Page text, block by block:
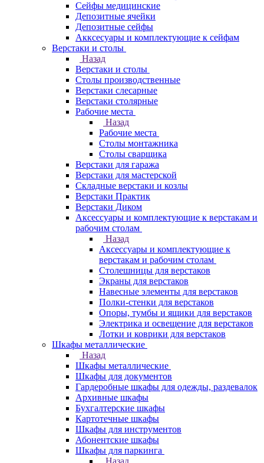
Сейфы медицинские
Депозитные ячейки
Депозитные сейфы
Акксесуары и комплектующие к сейфам
Верстаки и столы
Назад
Верстаки и столы
Столы производственные
Верстаки слесарные
Верстаки столярные
Рабочие места
Назад
Рабочие места
Столы монтажника
Столы сварщика
Верстаки для гаража
Верстаки для мастерской
Складные верстаки и козлы
Верстаки Практик
Верстаки Диком
Аксессуары и комплектующие к верстакам и
рабочим столам
Назад
Аксессуары и комплектующие к
верстакам и рабочим столам
Столешницы для верстаков
Экраны для верстаков
Навесные элементы для верстаков
Полки-стенки для верстаков
Опоры, тумбы и ящики для верстаков
Электрика и освещение для верстаков
Лотки и коврики для верстаков
Шкафы металлические
Назад
Шкафы металлические
Шкафы для документов
Гардеробные шкафы для одежды, раздевалок
Архивные шкафы
Бухгалтерские шкафы
Картотечные шкафы
Шкафы для инструментов
Абонентские шкафы
Шкафы для паркинга
Назад